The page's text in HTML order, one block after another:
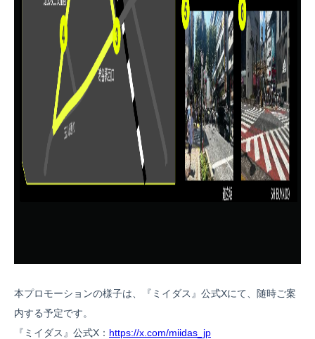
本プロモーションの様子は、『ミイダス』公式Xにて、随時ご案
内する予定です。
『ミイダス』公式X： https://x.com/miidas_jp